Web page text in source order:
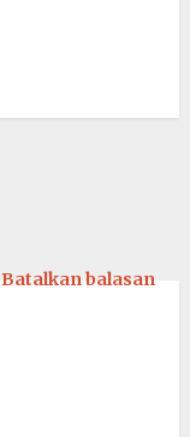
Batalkan balasan